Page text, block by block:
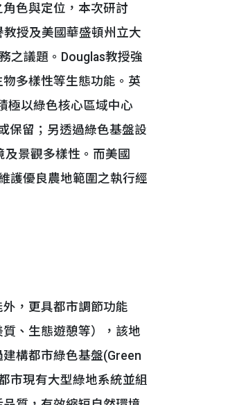
色與定位，本次研討
授及美國華盛頓州立大
之議題。Douglas教授強
多樣性等生態功能。英
極以綠色核心區域中心
保留；另透過綠色基盤設
景觀多樣性。而美國
護優良農地範圍之執行經
，更具都市調節功能
、生態遊憩等），該地
構都市綠色基盤(Green
市現有大型綠地系統並組